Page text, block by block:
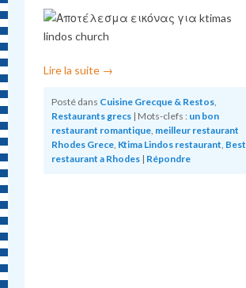
Lire la suite →
Posté dans Cuisine Grecque & Restos,
Restaurants grecs | Mots-clefs : un bon
restaurant romantique, meilleur restaurant
Rhodes Grece, Ktima Lindos restaurant, Best
restaurant a Rhodes | Répondre